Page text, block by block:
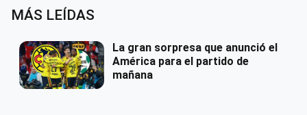
MÁS LEÍDAS
La gran sorpresa que anunció el
América para el partido de
mañana